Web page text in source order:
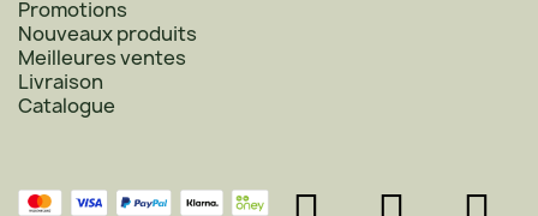
Promotions
Nouveaux produits
Meilleures ventes
Livraison
Catalogue